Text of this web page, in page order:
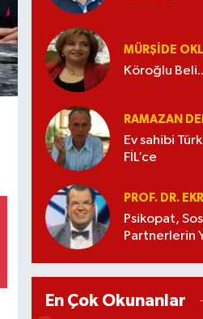
MÜRŞIDE
Köroğlu
RAMAZAN
Ev sahibi
FİL’ce
PROF. DR.
Psikopat,
Partnerlerin
En Çok Okunanlar